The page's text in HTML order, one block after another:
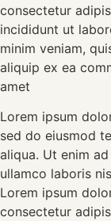
consectetur
incididunt ut
minim veniam,
aliquip ex ea
amet
Lorem ipsum
sed do eiusmod
aliqua. Ut enim
ullamco laboris
Lorem ipsum
consectetur